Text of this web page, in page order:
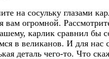
на сосульку глазами
вам огромной.
карлик сравнил бы
в великанов. И для нас
деталь чего-то. Что